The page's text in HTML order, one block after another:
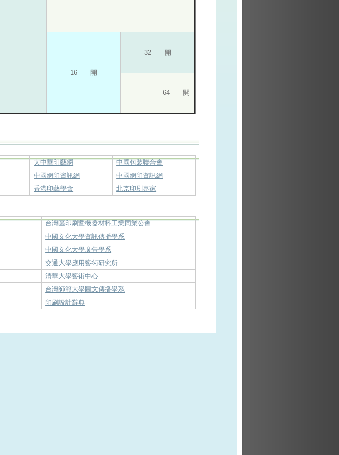
16 開
32 開
64 開
大中華印藝網
中國包裝聯合會
中國網印資訊網
中國網印資訊網
香港印藝學會 北京印刷專家
台灣區印刷暨機器材料工業同業公會
中國文化大學資訊傳播學系
中國文化大學廣告學系
交通大學應用藝術研究所
清華大學藝術中心
台灣師範大學圖文傳播學系
印刷設計辭典